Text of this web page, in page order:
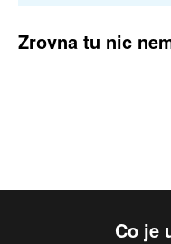
Zrovna tu nic
Co je